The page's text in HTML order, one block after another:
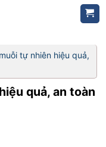
tự nhiên hiệu quả,
quả, an toàn